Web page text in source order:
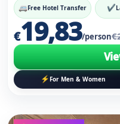
🚐Free Hotel Transfer ✔
€19,83/person
⚡ For Men & Women